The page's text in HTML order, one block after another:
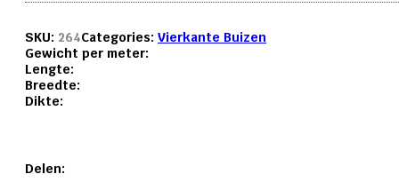
SKU: 264Categories: Vierkante Buizen
Gewicht per meter:
Lengte:
Breedte:
Dikte:
Delen: